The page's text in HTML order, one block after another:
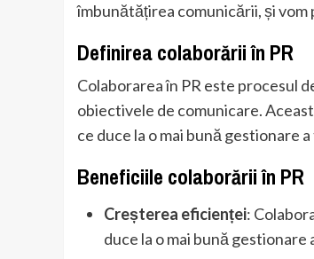
îmbunătățirea comunicării, și
Definirea colaborării în PR
Colaborarea în PR este procesul
obiectivele de comunicare.
ce duce la o mai bună gestionare
Beneficiile colaborării în PR
Creșterea eficienței:
duce la o mai bună gestionare